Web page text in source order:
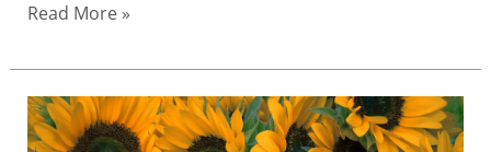
茗
北
Read More »
頂
級